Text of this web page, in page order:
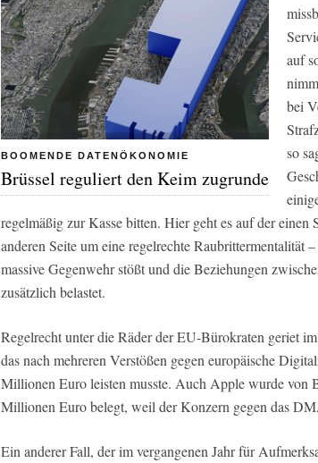
BOOMENDE DATENÖKONOMIE
Brüssel reguliert den Keim zugrunde
auf
bei
so
regelmäßig zur Kasse bitten. Hier geht es auf der einen
anderen Seite um eine regelrechte Raubrittermentalität
massive Gegenwehr stößt und die Beziehungen
zusätzlich belastet.
Regelrecht unter die Räder der EU-Bürokraten geriet
das nach mehreren Verstößen gegen europäische
Millionen Euro leisten musste. Auch Apple wurde von
Millionen Euro belegt, weil der Konzern gegen das
Ein anderer Fall, der im vergangenen Jahr für